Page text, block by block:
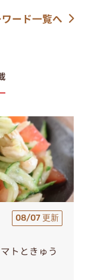
ード一覧へ
08/07 更新
トときゅう